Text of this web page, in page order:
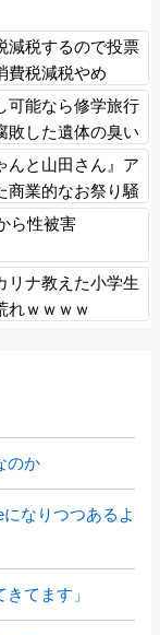
減税するので投票
費税減税やめ
可能なら修学旅行
敗した遺体の臭い
んと山田さん』ア
商業的なお祭り騒
ら性被害
リナ教えた小学生
れｗｗｗｗ
のか
なりつつあるよ
てます」